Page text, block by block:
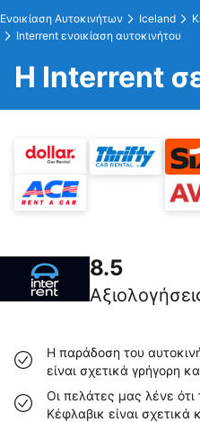
Ενοικίαση Αυτοκινήτων Iceland
Interrent ενοικίαση αυτοκινήτου
Η Interrent
8.5
Η παράδοση του
είναι σχετικά γρήγορη
Οι πελάτες μας λένε
Κέφλαβικ είναι σχετικά